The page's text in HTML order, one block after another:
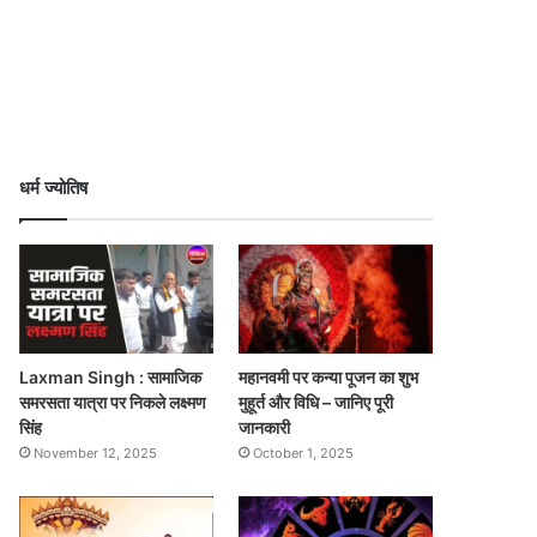
धर्म ज्योतिष
Laxman Singh : सामाजिक
समरसता यात्रा पर निकले लक्ष्मण
सिंह
November 12, 2025
महानवमी पर कन्या पूजन का शुभ
मुहूर्त और विधि – जानिए पूरी
जानकारी
October 1, 2025